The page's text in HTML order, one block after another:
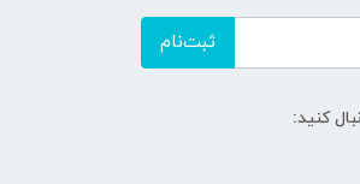
ثبت‌نام
کنید: